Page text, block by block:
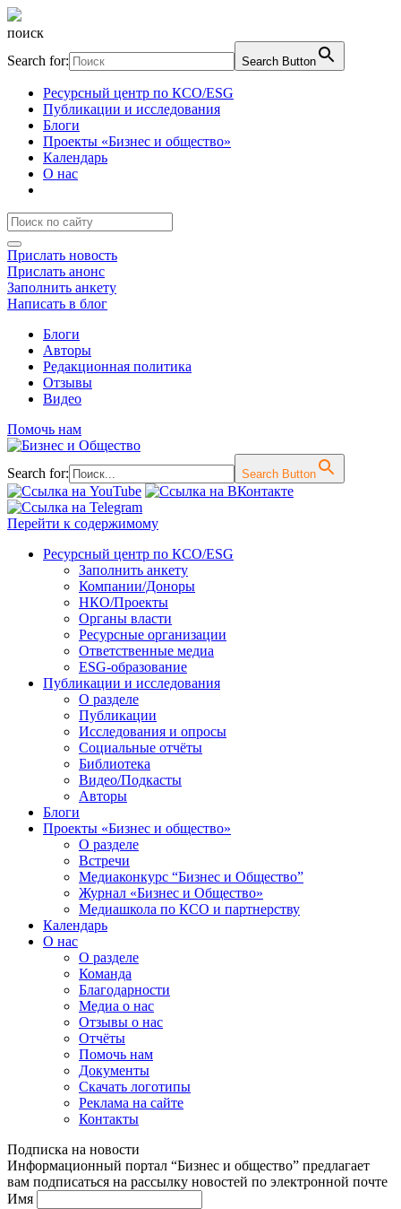
поиск
Search for:
Search Button
Ресурсный центр по КСО/ESG
Публикации и исследования
Блоги
Проекты «Бизнес и общество»
Календарь
О нас
Прислать новость
Прислать анонс
Заполнить анкету
Написать в блог
Блоги
Авторы
Редакционная политика
Отзывы
Видео
Помочь нам
Search for: Search Button
Перейти к содержимому
Ресурсный центр по КСО/ESG
Заполнить анкету
Компании/Доноры
НКО/Проекты
Органы власти
Ресурсные организации
Ответственные медиа
ESG-образование
Публикации и исследования
О разделе
Публикации
Исследования и опросы
Социальные отчёты
Библиотека
Видео/Подкасты
Авторы
Блоги
Проекты «Бизнес и общество»
О разделе
Встречи
Медиаконкурс “Бизнес и Общество”
Журнал «Бизнес и Общество»
Медиашкола по КСО и партнерству
Календарь
О нас
О разделе
Команда
Благодарности
Медиа о нас
Отзывы о нас
Отчёты
Помочь нам
Документы
Скачать логотипы
Реклама на сайте
Контакты
Подписка на новости
Информационный портал “Бизнес и общество” предлагает
вам подписаться на рассылку новостей по электронной почте
Имя